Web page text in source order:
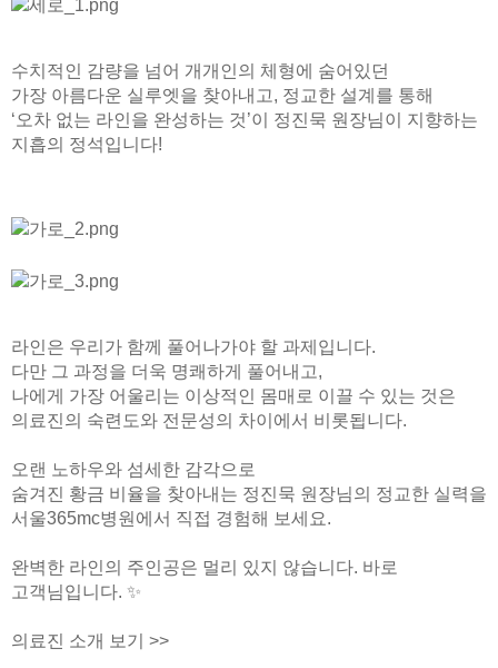
수치적인 감량을 넘어 개개인의 체형에 숨어있던
가장 아름다운 실루엣을 찾아내고, 정교한 설계를 통해
‘오차 없는 라인을 완성하는 것’이 정진묵 원장님이 지향하는
지흡의 정석입니다!
라인은 우리가 함께 풀어나가야 할 과제입니다.
다만 그 과정을 더욱 명쾌하게 풀어내고,
나에게 가장 어울리는 이상적인 몸매로 이끌 수 있는 것은
의료진의 숙련도와 전문성의 차이에서 비롯됩니다.
오랜 노하우와 섬세한 감각으로
숨겨진 황금 비율을 찾아내는 정진묵 원장님의 정교한 실력을
서울365mc병원에서 직접 경험해 보세요.
완벽한 라인의 주인공은 멀리 있지 않습니다. 바로
고객님입니다. ✨
의료진 소개 보기 >>